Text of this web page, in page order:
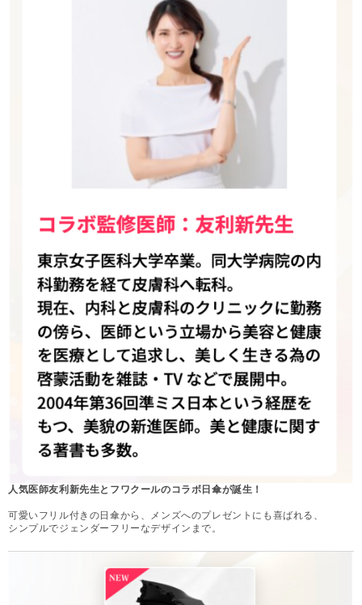
人気医師友利新先生とフワクールのコラボ日傘が誕生！
可愛いフリル付きの日傘から、メンズへのプレゼントにも喜ばれる、
シンプルでジェンダーフリーなデザインまで。